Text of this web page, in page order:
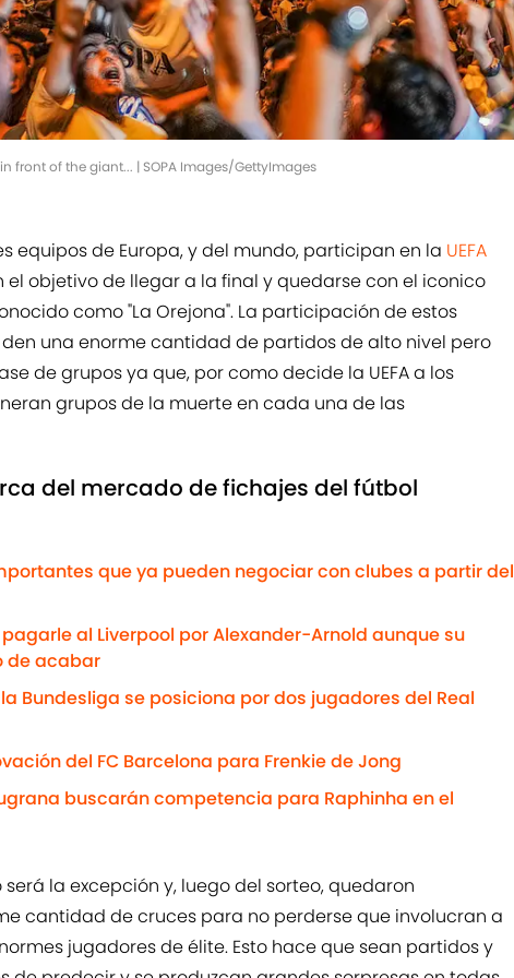
front of the giant... | SOPA Images/GettyImages
equipos de Europa, y del mundo, participan en la UEFA
el objetivo de llegar a la final y quedarse con el iconico
como "La Orejona". La participación de estos
una enorme cantidad de partidos de alto nivel pero
de grupos ya que, por como decide la UEFA a los
grupos de la muerte en cada una de las
del mercado de fichajes del fútbol
que ya pueden negociar con clubes a partir del
al Liverpool por Alexander-Arnold aunque su
de acabar
Bundesliga se posiciona por dos jugadores del Real
del FC Barcelona para Frenkie de Jong
buscarán competencia para Raphinha en el
será la excepción y, luego del sorteo, quedaron
cantidad de cruces para no perderse que involucran a
jugadores de élite. Esto hace que sean partidos y